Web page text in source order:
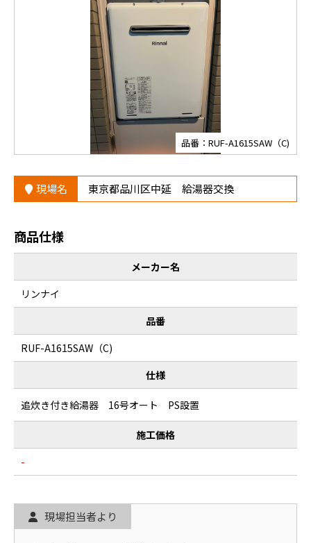
品番：RUF-A1615SAW（C)
現場名 東京都品川区中延 給湯器交換
商品仕様
メーカー名
リンナイ
品番
RUF-A1615SAW（C)
仕様
追炊き付き給湯器 16号オート PS設置
施工価格
-
現場担当者より